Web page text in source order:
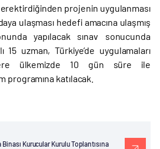
projenin uygulanması
ulaşması hedefi amacına ulaşmış
yapılacak sınav sonucunda
15 uzman, Türkiye’de uygulamaları
ülkemizde 10 gün süre ile
katılacak.
Kurucular Kurulu Toplantısına